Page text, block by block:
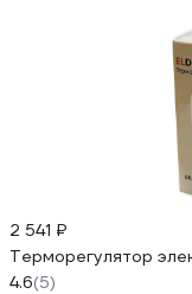
2 541 ₽
Терморегулятор
4.6(5)